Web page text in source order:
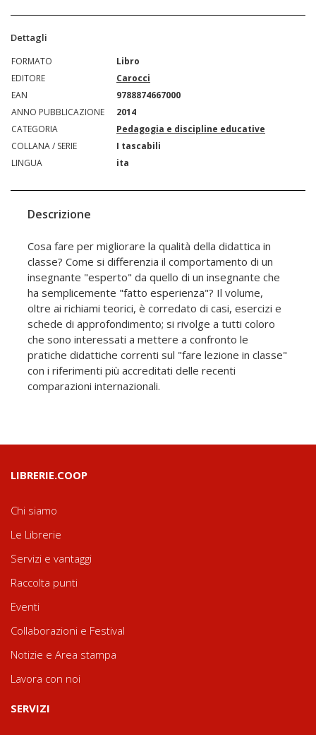
Dettagli
FORMATO
Libro
EDITORE
Carocci
EAN
9788874667000
ANNO PUBBLICAZIONE
2014
CATEGORIA
Pedagogia e discipline educative
COLLANA / SERIE
I tascabili
LINGUA
ita
Descrizione
Cosa fare per migliorare la qualità della didattica in
classe? Come si differenzia il comportamento di un
insegnante "esperto" da quello di un insegnante che
ha semplicemente "fatto esperienza"? Il volume,
oltre ai richiami teorici, è corredato di casi, esercizi e
schede di approfondimento; si rivolge a tutti coloro
che sono interessati a mettere a confronto le
pratiche didattiche correnti sul "fare lezione in classe"
con i riferimenti più accreditati delle recenti
comparazioni internazionali.
LIBRERIE.COOP
Chi siamo
Le Librerie
Servizi e vantaggi
Raccolta punti
Eventi
Collaborazioni e Festival
Notizie e Area stampa
Lavora con noi
SERVIZI